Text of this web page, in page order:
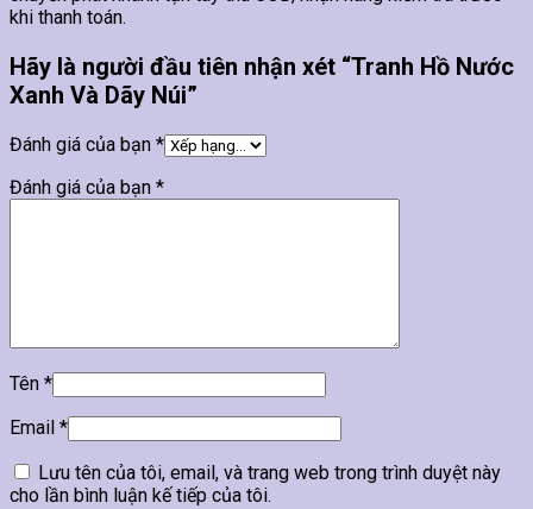
khi thanh toán.
Hãy là người đầu tiên nhận xét “Tranh Hồ Nước
Xanh Và Dãy Núi”
Đánh giá của bạn *
Đánh giá của bạn *
Tên *
Email *
Lưu tên của tôi, email, và trang web trong trình duyệt này
cho lần bình luận kế tiếp của tôi.